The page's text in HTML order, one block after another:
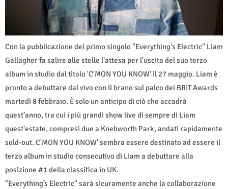
Con la pubblicazione del primo singolo "Everything's Electric" Liam
Gallagher fa salire alle stelle l'attesa per l'uscita del suo terzo
album in studio dal titolo 'C'MON YOU KNOW' il 27 maggio. Liam è
pronto a debuttare dal vivo con il brano sul palco dei BRIT Awards
martedì 8 febbraio. È solo un anticipo di ciò che accadrà
quest’anno, tra cui i più grandi show live di sempre di Liam
quest'estate, compresi due a Knebworth Park, andati rapidamente
sold-out. C'MON YOU KNOW' sembra essere destinato ad essere il
terzo album in studio consecutivo di Liam a debuttare alla
posizione #1 della classifica in UK.
"Everything’s Electric" sarà sicuramente anche la collaborazione